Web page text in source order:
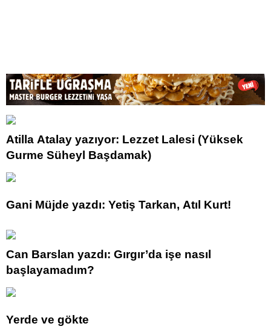
Atilla Atalay yazıyor: Lezzet Lalesi (Yüksek
Gurme Süheyl Başdamak)
Gani Müjde yazdı: Yetiş Tarkan, Atıl Kurt!
Can Barslan yazdı: Gırgır’da işe nasıl
başlayamadım?
Yerde ve gökte